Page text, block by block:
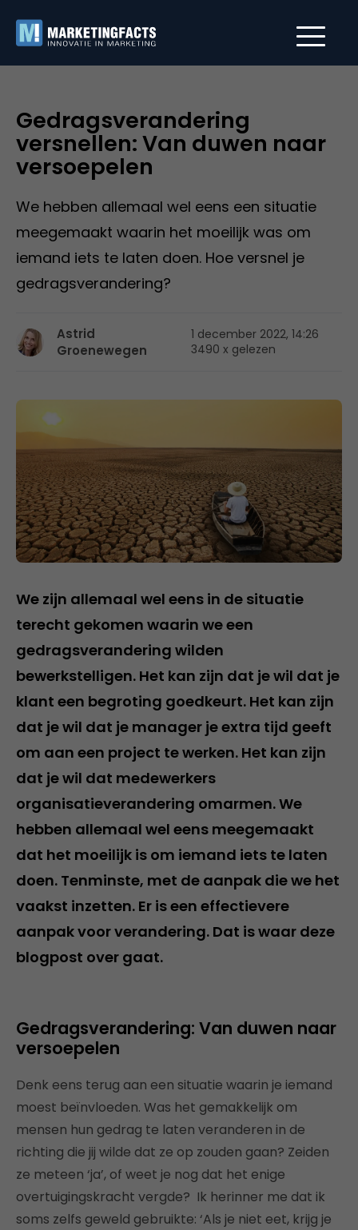
Gedragsverandering
versnellen: Van duwen naar
versoepelen
We hebben allemaal wel eens een situatie
meegemaakt waarin het moeilijk was om
iemand iets te laten doen. Hoe versnel je
gedragsverandering?
Astrid
Groenewegen
1 december 2022, 14:26
3490 x gelezen
We zijn allemaal wel eens in de situatie
terecht gekomen waarin we een
gedragsverandering wilden
bewerkstelligen. Het kan zijn dat je wil dat je
klant een begroting goedkeurt. Het kan zijn
dat je wil dat je manager je extra tijd geeft
om aan een project te werken. Het kan zijn
dat je wil dat medewerkers
organisatieverandering omarmen. We
hebben allemaal wel eens meegemaakt
dat het moeilijk is om iemand iets te laten
doen. Tenminste, met de aanpak die we het
vaakst inzetten. Er is een effectievere
aanpak voor verandering. Dat is waar deze
blogpost over gaat.
Gedragsverandering: Van duwen naar
versoepelen
Denk eens terug aan een situatie waarin je iemand
moest beïnvloeden. Was het gemakkelijk om
mensen hun gedrag te laten veranderen in de
richting die jij wilde dat ze op zouden gaan? Zeiden
ze meteen ‘ja’, of weet je nog dat het enige
overtuigingskracht vergde? Ik herinner me dat ik
soms zelfs geweld gebruikte: ‘Als je niet eet, krijg je